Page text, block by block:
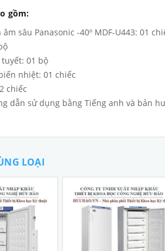
gồm:
sâu Panasonic -40º MDF-U443: 01
01 bộ
nhiệt: 01 chiếc
chiếc
dẫn sử dụng bằng Tiếng anh và bản
LOẠI